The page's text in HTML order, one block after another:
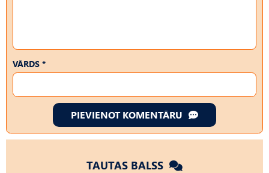
VĀRDS *
PIEVIENOT KOMENTĀRU
TAUTAS BALSS